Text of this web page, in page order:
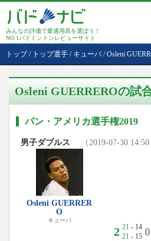
みんなの評価で最適用具を選ぼう！
NO.1バドミントンレビューサイト
トップ/ トップ選手 / キューバ/Osleni
Osleni GUERREROの試
パン・アメリカ選手権2019
男子ダブルス （2019-07-30 14:50
Osleni GUERRER
O
キューバ
2 21 - 14
21 - 15 0